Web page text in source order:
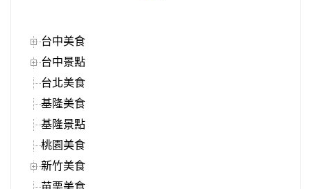
台中美食
台中景點
台北美食
基隆美食
基隆景點
桃園美食
新竹美食
苗栗美食